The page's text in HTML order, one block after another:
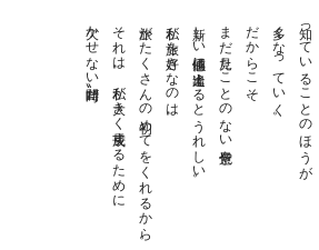
知っていることのほうが
多くなっていく。
だからこそ、
まだ見たことのない景色や
新しい価値感に出逢えるとうれしい。
私が旅を好きなのは、
旅がたくさんの初めてをくれるから。
それは、私が大きく成長するために
欠かせない〝時間〟だ。